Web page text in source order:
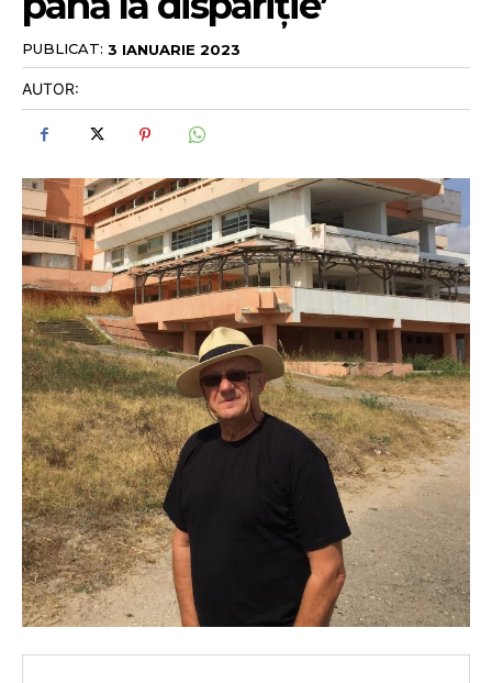
PUBLICAT: 3 IANUARIE 2023
AUTOR: